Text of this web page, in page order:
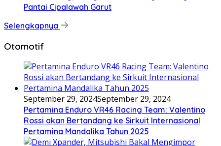
Pantai Cipalawah Garut
Selengkapnya
Otomotif
September 29, 2024September 29, 2024
Pertamina Enduro VR46 Racing Team: Valentino
Rossi akan Bertandang ke Sirkuit Internasional
Pertamina Mandalika Tahun 2025